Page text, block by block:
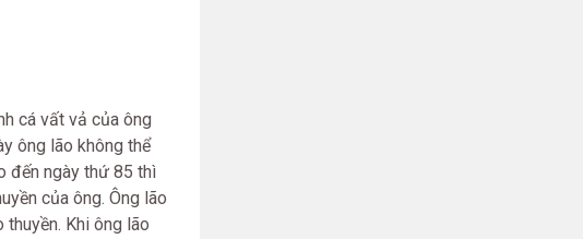
cá vất vả của ông
ông lão không thể
đến ngày thứ 85 thì
của ông. Ông lão
Khi ông lão